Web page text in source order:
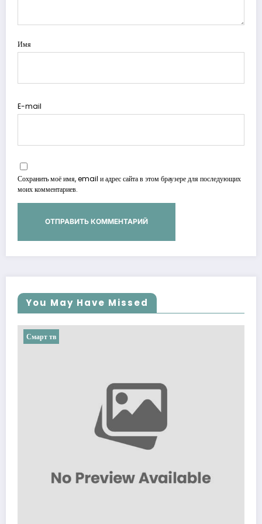
Имя
E-mail
Сохранить моё имя, email и адрес сайта в этом браузере для последующих
моих комментариев.
You May Have Missed
Смарт тв